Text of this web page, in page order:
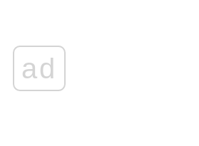
ad